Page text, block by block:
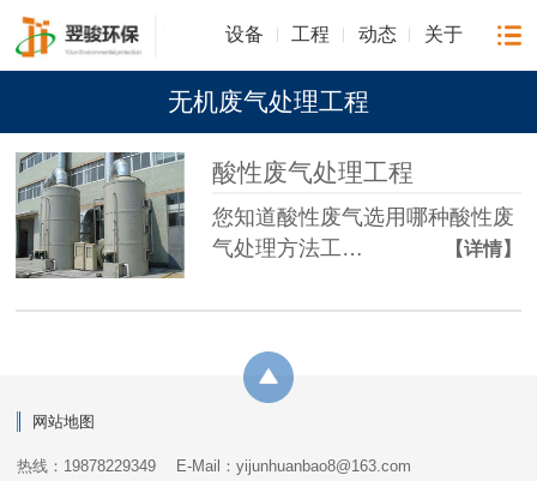
设备 工程 动态 关于
无机废气处理工程
酸性废气处理工程
您知道酸性废气选用哪种酸性废
气处理方法工…
【详情】
网站地图
热线：19878229349
E-Mail：yijunhuanbao8@163.com